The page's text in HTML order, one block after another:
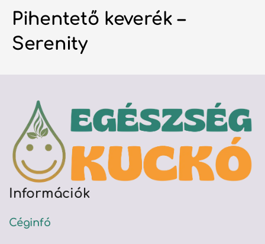
Pihentető keverék –
Serenity
Információk
Céginfó